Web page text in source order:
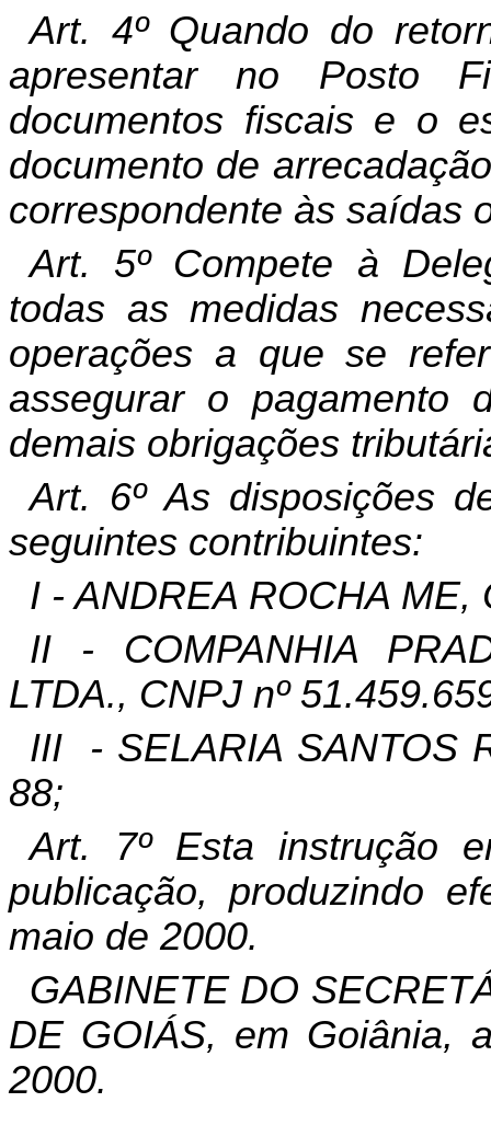
Art. 4º Quando do
apresentar no Posto
documentos fiscais e o
documento de
correspondente às saídas
Art. 5º Compete à
todas as medidas
operações a que se
assegurar o pagamento
demais obrigações
Art. 6º As disposições
seguintes contribuintes:
I - ANDREA ROCHA ME,
II - COMPANHIA
LTDA., CNPJ nº
III
- SELARIA SANTOS
88;
Art. 7º Esta instrução
publicação, produzindo
maio de 2000.
GABINETE DO
DE GOIÁS, em Goiânia,
2000.